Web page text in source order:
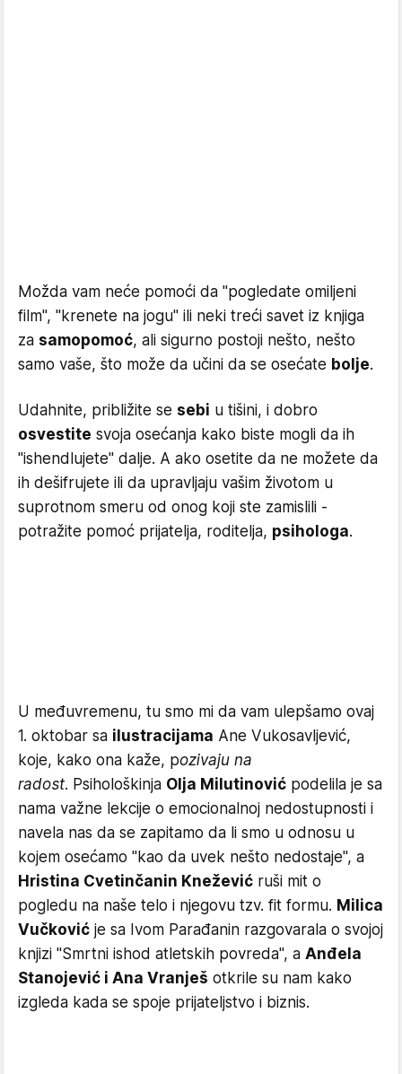
Možda vam neće pomoći da ''pogledate omiljeni
film'', ''krenete na jogu'' ili neki treći savet iz knjiga
za samopomoć, ali sigurno postoji nešto, nešto
samo vaše, što može da učini da se osećate bolje.
Udahnite, približite se sebi u tišini, i dobro
osvestite svoja osećanja kako biste mogli da ih
''ishendlujete'' dalje. A ako osetite da ne možete da
ih dešifrujete ili da upravljaju vašim životom u
suprotnom smeru od onog koji ste zamislili -
potražite pomoć prijatelja, roditelja, psihologa.
U međuvremenu, tu smo mi da vam ulepšamo ovaj
1. oktobar sa ilustracijama Ane Vukosavljević,
koje, kako ona kaže, pozivaju na
radost. Psihološkinja Olja Milutinović podelila je sa
nama važne lekcije o emocionalnoj nedostupnosti i
navela nas da se zapitamo da li smo u odnosu u
kojem osećamo ''kao da uvek nešto nedostaje'', a
Hristina Cvetinčanin Knežević ruši mit o
pogledu na naše telo i njegovu tzv. fit formu. Milica
Vučković je sa Ivom Parađanin razgovarala o svojoj
knjizi ''Smrtni ishod atletskih povreda'', a Anđela
Stanojević i Ana Vranješ otkrile su nam kako
izgleda kada se spoje prijateljstvo i biznis.